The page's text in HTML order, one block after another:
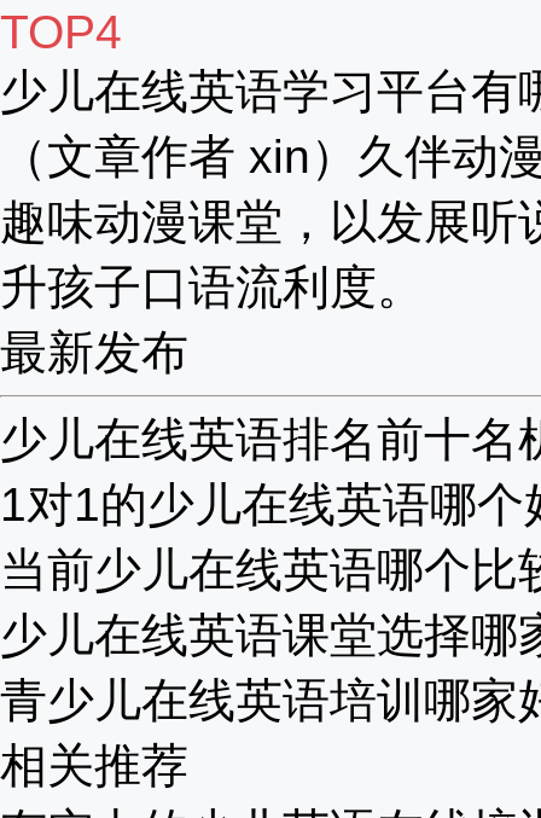
TOP4
少儿在线英语学习平台有
（文章作者 xin）久伴动
趣味动漫课堂，以发展
升孩子口语流利度。
最新发布
少儿在线英语排名前十名
1对1的少儿在线英语哪个
当前少儿在线英语哪个比
少儿在线英语课堂选择哪
青少儿在线英语培训哪家
相关推荐